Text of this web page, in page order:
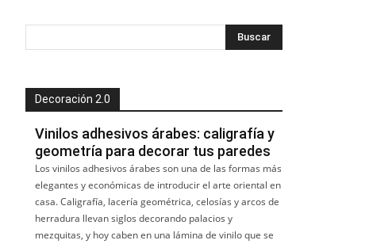
Decoración 2.0
Vinilos adhesivos árabes: caligrafía y
geometría para decorar tus paredes
Los vinilos adhesivos árabes son una de las formas más
elegantes y económicas de introducir el arte oriental en
casa. Caligrafía, lacería geométrica, celosías y arcos de
herradura llevan siglos decorando palacios y
mezquitas, y hoy caben en una lámina de vinilo que se